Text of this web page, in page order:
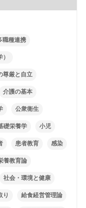
職種連携
尊厳と自立
介護の基本
公衆衛生
礎栄養学 小児
患者教育 感染
養教育論
社会・環境と健康
り 給食経営管理論